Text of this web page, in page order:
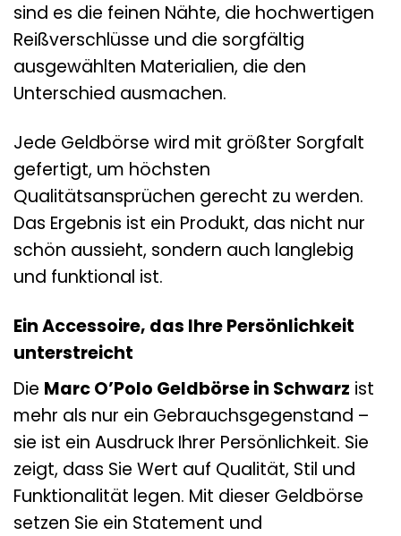
sind es die feinen Nähte, die hochwertigen
Reißverschlüsse und die sorgfältig
ausgewählten Materialien, die den
Unterschied ausmachen.
Jede Geldbörse wird mit größter Sorgfalt
gefertigt, um höchsten
Qualitätsansprüchen gerecht zu werden.
Das Ergebnis ist ein Produkt, das nicht nur
schön aussieht, sondern auch langlebig
und funktional ist.
Ein Accessoire, das Ihre Persönlichkeit
unterstreicht
Die Marc O’Polo Geldbörse in Schwarz ist
mehr als nur ein Gebrauchsgegenstand –
sie ist ein Ausdruck Ihrer Persönlichkeit. Sie
zeigt, dass Sie Wert auf Qualität, Stil und
Funktionalität legen. Mit dieser Geldbörse
setzen Sie ein Statement und